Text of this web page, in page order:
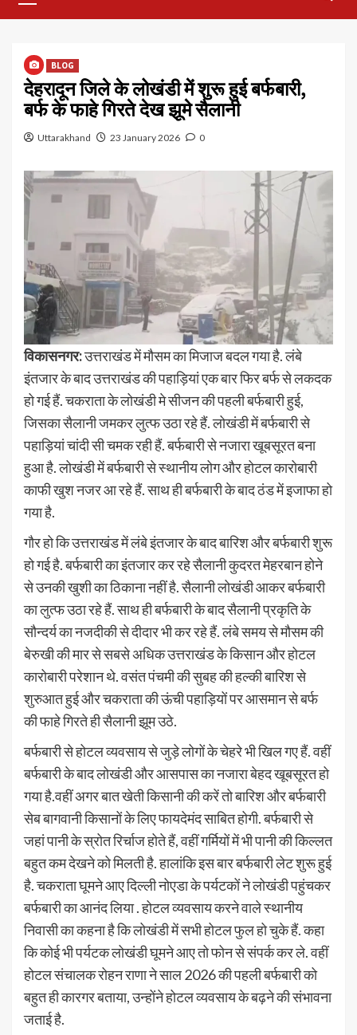
BLOG
देहरादून जिले के लोखंडी में शुरू हुई बर्फबारी,
बर्फ के फाहे गिरते देख झूमे सैलानी
Uttarakhand 23 January 2026 0
विकासनगर:उत्तराखंड में मौसम का मिजाज बदल गया है. लंबे
इंतजार के बाद उत्तराखंड की पहाड़ियां एक बार फिर बर्फ से लकदक
हो गई हैं. चकराता के लोखंडी मे सीजन की पहली बर्फबारी हुई,
जिसका सैलानी जमकर लुत्फ उठा रहे हैं. लोखंडी में बर्फबारी से
पहाड़ियां चांदी सी चमक रही हैं. बर्फबारी से नजारा खूबसूरत बना
हुआ है. लोखंडी में बर्फबारी से स्थानीय लोग और होटल कारोबारी
काफी खुश नजर आ रहे हैं. साथ ही बर्फबारी के बाद ठंड में इजाफा हो
गया है.
गौर हो कि उत्तराखंड में लंबे इंतजार के बाद बारिश और बर्फबारी शुरू
हो गई है. बर्फबारी का इंतजार कर रहे सैलानी कुदरत मेहरबान होने
से उनकी खुशी का ठिकाना नहीं है. सैलानी लोखंडी आकर बर्फबारी
का लुत्फ उठा रहे हैं. साथ ही बर्फबारी के बाद सैलानी प्रकृति के
सौन्दर्य का नजदीकी से दीदार भी कर रहे हैं. लंबे समय से मौसम की
बेरुखी की मार से सबसे अधिक उत्तराखंड के किसान और होटल
कारोबारी परेशान थे. वसंत पंचमी की सुबह की हल्की बारिश से
शुरुआत हुई और चकराता की ऊंची पहाड़ियों पर आसमान से बर्फ
की फाहे गिरते ही सैलानी झूम उठे.
बर्फबारी से होटल व्यवसाय से जुड़े लोगों के चेहरे भी खिल गए हैं. वहीं
बर्फबारी के बाद लोखंडी और आसपास का नजारा बेहद खूबसूरत हो
गया है.वहीं अगर बात खेती किसानी की करें तो बारिश और बर्फबारी
सेब बागवानी किसानों के लिए फायदेमंद साबित होगी. बर्फबारी से
जहां पानी के स्रोत रिर्चाज होते हैं, वहीं गर्मियों में भी पानी की किल्लत
बहुत कम देखने को मिलती है. हालांकि इस बार बर्फबारी लेट शुरू हुई
है. चकराता घूमने आए दिल्ली नोएडा के पर्यटकों ने लोखंडी पहुंचकर
बर्फबारी का आनंद लिया . होटल व्यवसाय करने वाले स्थानीय
निवासी का कहना है कि लोखंडी में सभी होटल फुल हो चुके हैं. कहा
कि कोई भी पर्यटक लोखंडी घूमने आए तो फोन से संपर्क कर ले. वहीं
होटल संचालक रोहन राणा ने साल 2026 की पहली बर्फबारी को
बहुत ही कारगर बताया, उन्होंने होटल व्यवसाय के बढ़ने की संभावना
जताई है.